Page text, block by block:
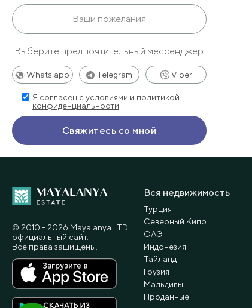
Выберите предпочтительный мессенджер
Whats app Telegram Viber
Я согласен с условиями и политикой
конфиденциальности
Вся недвижимость
Турция
Северный Кипр
ОАЭ
Индонезия
Тайланд
Грузия
Мальдивы
Проданные
© 2010 - 2026 Мayalanya LTD.
официальный сайт.
Все права защищены.